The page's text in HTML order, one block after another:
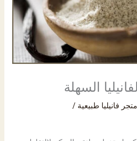
السهلة
/ متجر فانيليا طبيعية